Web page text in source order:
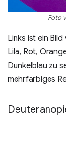
Foto
Links ist ein
Lila, Rot,
Dunkelblau zu
mehrfarbiges